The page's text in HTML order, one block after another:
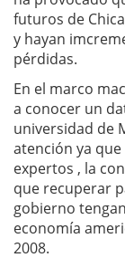
futuros de
y hayan
pérdidas.
En el marco
a conocer un
universidad de
atención ya
expertos , la
que recuperar
gobierno
economía
2008.